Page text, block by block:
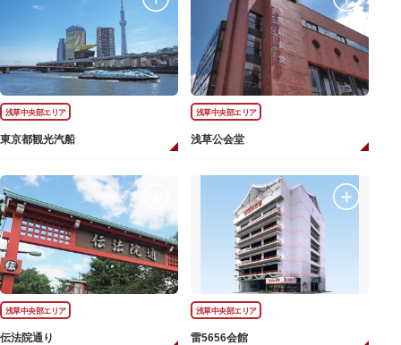
浅草中央部エリア
東京都観光汽船
浅草中央部エリア
浅草公会堂
浅草中央部エリア
伝法院通り
浅草中央部エリア
雷5656会館